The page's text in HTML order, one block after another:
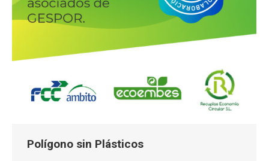
Polígono sin Plásticos